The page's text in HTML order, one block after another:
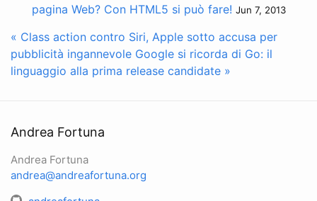
pagina Web? Con HTML5 si può fare! Jun 7, 2013
« Class action contro Siri, Apple sotto accusa per
pubblicità ingannevole Google si ricorda di Go: il
linguaggio alla prima release candidate »
Andrea Fortuna
Andrea Fortuna
andrea@andreafortuna.org